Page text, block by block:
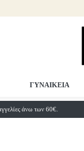
ΓΥΝΑΙΚΕΙΑ
άνω των 60€.